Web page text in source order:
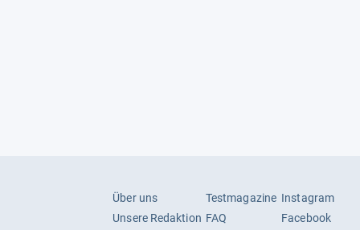
Über uns
Unsere Redaktion
Testmagazine
FAQ
Instagram
Facebook